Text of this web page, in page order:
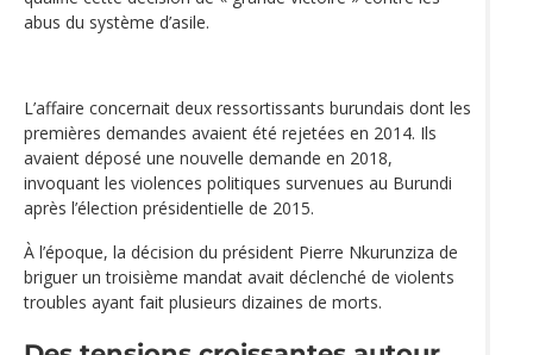
abus du système d’asile.
L’affaire concernait deux ressortissants burundais dont les
premières demandes avaient été rejetées en 2014. Ils
avaient déposé une nouvelle demande en 2018,
invoquant les violences politiques survenues au Burundi
après l’élection présidentielle de 2015.
À l’époque, la décision du président Pierre Nkurunziza de
briguer un troisième mandat avait déclenché de violents
troubles ayant fait plusieurs dizaines de morts.